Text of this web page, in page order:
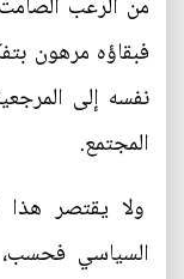
فبقاؤه مرهون
نفسه إلى
المجتمع.
ولا يقتصر هذا
السياسي